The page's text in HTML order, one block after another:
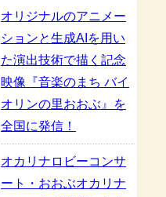
オリジナルのアニメー
ションと生成AIを用い
た演出技術で描く記念
映像『音楽のまち バイ
オリンの里おおぶ』を
全国に発信！
オカリナロビーコンサ
ート・おおぶオカリナ